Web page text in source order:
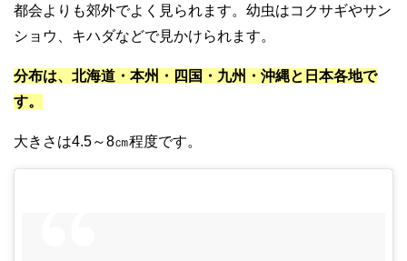
都会よりも郊外でよく見られます。幼虫はコクサギやサン
ショウ、キハダなどで見かけられます。
分布は、北海道・本州・四国・九州・沖縄と日本各地で
す。
大きさは4.5～8㎝程度です。